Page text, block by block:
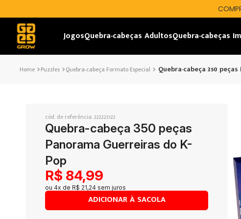
JogosQuebra-cabeças AdultosQuebra-cabeças
Puzzles Quebra-cabeça Formato Especial Quebra-cabeça 350
cód. de referência:222223122
Quebra-cabeça 350 peças
Panorama Guerreiras do K-
Pop
R$ 84,99
ou 4x de R$ 21,24 sem juros
ADICIONAR À SACOLA